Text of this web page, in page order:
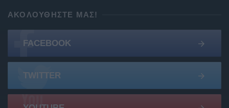
ΑΚΟΛΟΥΘΉΣΤΕ ΜΑΣ!
FACEBOOK
TWITTER